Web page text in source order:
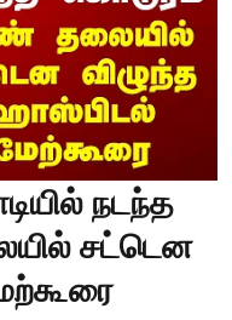
நடந்த
சட்டென